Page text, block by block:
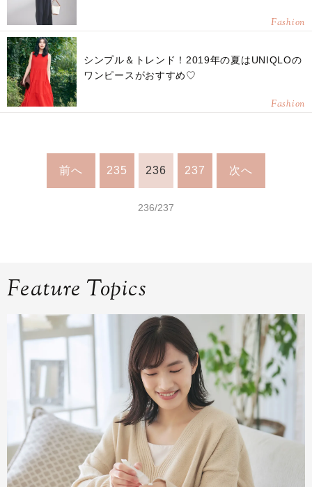
Fashion
シンプル＆トレンド！2019年の夏はUNIQLOの
ワンピースがおすすめ♡
Fashion
前へ 235 236 237 次へ
236/237
Feature Topics